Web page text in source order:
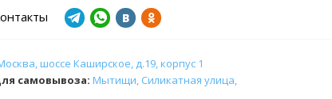
шоссе Каширское, д.19, корпус 1
самовывоза: Мытищи, Силикатная улица,